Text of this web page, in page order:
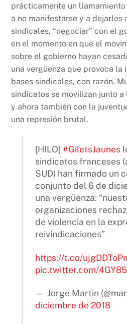
prácticamente un
a no manifestarse y a dejarlos
sindicales, “negociar” con el
en el momento en que el
sobre el gobierno hayan
una vergüenza que provoca la
bases sindicales, con razón.
sindicatos se movilizan junto
y ahora también con la
una represión brutal.
[HILO]#GiletsJaunes
sindicatos franceses
SUD) han firmado un
conjunto del 6 de
una vergüenza:
organizaciones
de violencia en la
reivindicaciones”
https://t.co/
pic.twitter.com/
— Jorge Martin
diciembre de 2018